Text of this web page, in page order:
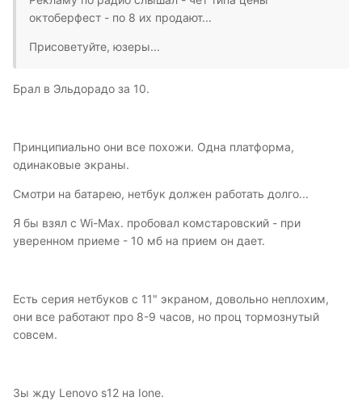
октоберфест - по 8 их продают...
Присоветуйте, юзеры...
Брал в Эльдорадо за 10.
Принципиально они все похожи. Одна платформа,
одинаковые экраны.
Смотри на батарею, нетбук должен работать долго...
Я бы взял с Wi-Max. пробовал комстаровский - при
уверенном приеме - 10 мб на прием он дает.
Есть серия нетбуков с 11" экраном, довольно неплохим,
они все работают про 8-9 часов, но проц тормознутый
совсем.
Зы жду Lenovo s12 на Ione.